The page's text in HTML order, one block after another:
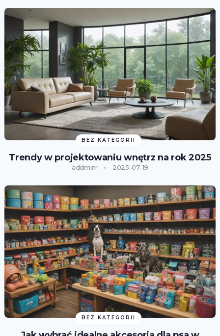
BEZ KATEGORII
Trendy w projektowaniu wnętrz na rok 2025
addminr 2025-07-19
BEZ KATEGORII